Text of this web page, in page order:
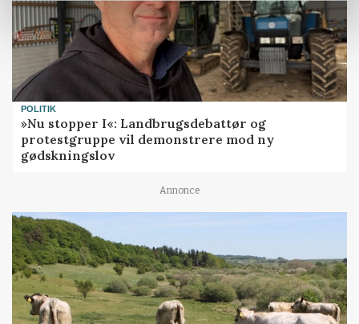
POLITIK
»Nu stopper I«: Landbrugsdebattør og
protestgruppe vil demonstrere mod ny
gødskningslov
Annonce